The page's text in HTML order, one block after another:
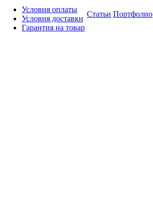
Условия оплаты
Условия доставки
Гарантия на товар
Статьи Портфолио